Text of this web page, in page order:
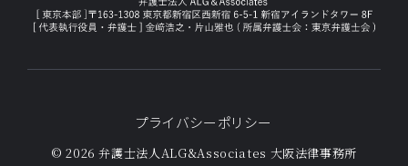
プライバシーポリシー
© 2026 弁護士法人ALG&Associates 大阪法律事務所